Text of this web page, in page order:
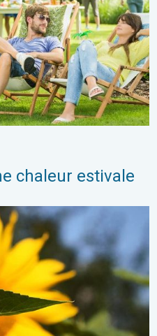
chaleur estivale
Météo de votre dimanche.